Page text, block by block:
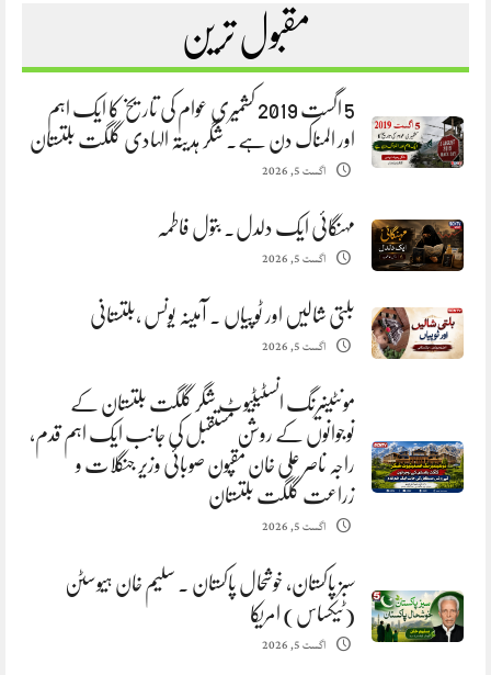
مقبول ترین
5 اگست 2019 کشمیری عوام کی تاریخ کا ایک اہم
اور المناک دن ہے. شگر ہدیتہ الہادی گلگت بلتستان
اگست 5, 2026
مہنگائی ایک دلدل. بتول فاطمہ
اگست 5, 2026
بلتی شالیں اور ٹوپیاں . آمینہ یونس ،بلتستانی
اگست 5, 2026
مونٹینیرنگ انسٹیٹیوٹ شگر گلگت بلتستان کے
نوجوانوں کے روشن مستقبل کی جانب ایک اہم قدم،
راجہ ناصر علی خان مقپون صوبائی وزیر جنگلات و
زراعت گلگت بلتستان
اگست 5, 2026
سبز پاکستان، خوشحال پاکستان . سلیم خان ہیوسٹن
(ٹیکساس) امریکا
اگست 5, 2026